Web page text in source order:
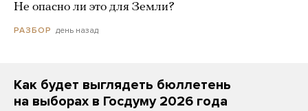
Не опасно ли это для Земли?
РАЗБОР день назад
Как будет выглядеть бюллетень
на выборах в Госдуму 2026 года